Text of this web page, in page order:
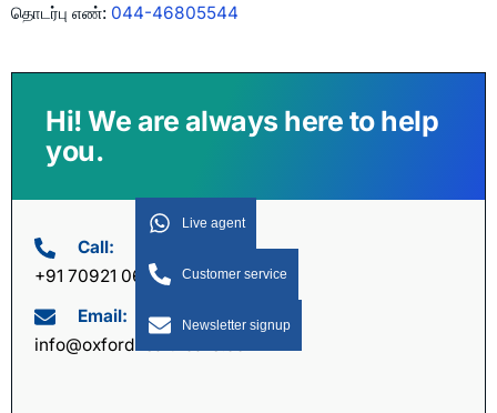
தொடர்பு எண்: 044-46805544
Hi! We are always here to help
you.
Call:
+91 70921 06060
Email:
info@oxfordhealthcare.com
Live agent
Customer service
Newsletter signup